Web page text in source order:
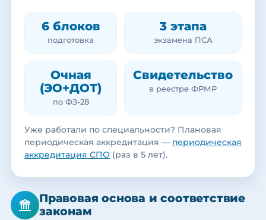
6 блоков
подготовка
3 этапа
экзамена ПСА
Очная
(ЭО+ДОТ)
по ФЗ-28
Свидетельство
в реестре ФРМР
Уже работали по специальности? Плановая
периодическая аккредитация — периодическая
аккредитация СПО (раз в 5 лет).
Правовая основа и соответствие
законам